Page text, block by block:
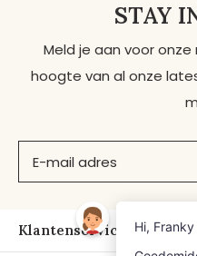
STAY
Meld je aan voor
hoogte van al onze
Klantenservice